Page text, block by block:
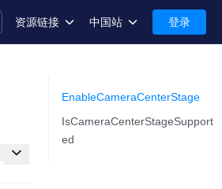
资源链接
技术支持
中国站
International-English
登录
EnableCameraCenterStage
IsCameraCenterStageSupport
ed